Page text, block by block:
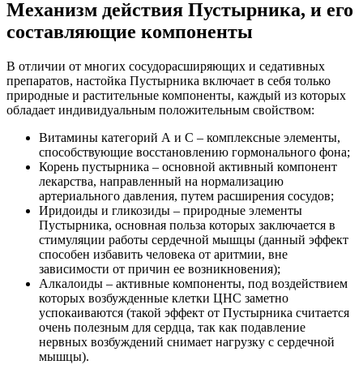
Механизм действия Пустырника, и его
составляющие компоненты
В отличии от многих сосудорасширяющих и седативных
препаратов, настойка Пустырника включает в себя только
природные и растительные компоненты, каждый из которых
обладает индивидуальным положительным свойством:
Витамины категорий А и С – комплексные элементы,
способствующие восстановлению гормонального фона;
Корень пустырника – основной активный компонент
лекарства, направленный на нормализацию
артериального давления, путем расширения сосудов;
Иридоиды и гликозиды – природные элементы
Пустырника, основная польза которых заключается в
стимуляции работы сердечной мышцы (данный эффект
способен избавить человека от аритмии, вне
зависимости от причин ее возникновения);
Алкалоиды – активные компоненты, под воздействием
которых возбужденные клетки ЦНС заметно
успокаиваются (такой эффект от Пустырника считается
очень полезным для сердца, так как подавление
нервных возбуждений снимает нагрузку с сердечной
мышцы).